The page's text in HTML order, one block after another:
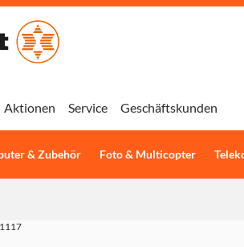
& Zubehör Foto & Multicopter
Aktionen Service Geschäftskunden